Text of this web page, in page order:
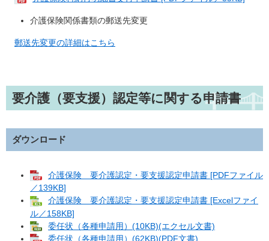
介護保険関係書類の郵送先変更
郵送先変更の詳細はこちら
要介護（要支援）認定等に関する申請書
ダウンロード
介護保険 要介護認定・要支援認定申請書 [PDFファイル
／139KB]
介護保険 要介護認定・要支援認定申請書 [Excelファイ
ル／158KB]
委任状（各種申請用）(10KB)(エクセル文書)
委任状（各種申請用）(62KB)(PDF文書)